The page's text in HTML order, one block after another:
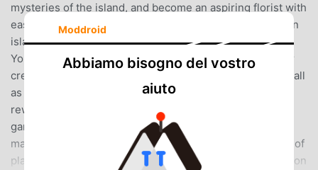
mysteries of the island, and become an aspiring florist with
easy and fun games. Run a shop and live the dream on an
island of hope, love, and happiness!Game Features:・🏝️
Your own flower shop: solve puzzle games, release your
creativity, and design your flower shop from drab to fab, all
as you like! Put in furniture, grow flowers, dive for daily
rewards, and even raise a 😸pet🐶!・🏝️Unique puzzle
game design: match & blast in 2 instead of traditional
match-3! Find out tons of exploding combinations, ways of
playing, and rewards in games. Invite your friend to play on
Moddroid
Abbiamo bisogno del vostro
aiuto